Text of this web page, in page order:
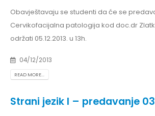
Obavještavaju se studenti da će se
Cervikofacijalna patologija kod doc.dr
održati 05.12.2013. u 13h.
04/12/2013
READ MORE...
Strani jezik I – predavanje